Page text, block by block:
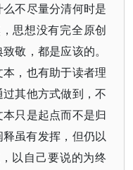
不尽量分清何时是
思想没有完全原创
敬，都是应该的。
，也有助于读者理
其他方式做到，不
只是起点而不是归
虽有发挥，但仍以
以自己要说的为终